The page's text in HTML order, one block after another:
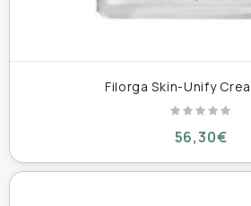
Filorga Skin-Unify
56,30€